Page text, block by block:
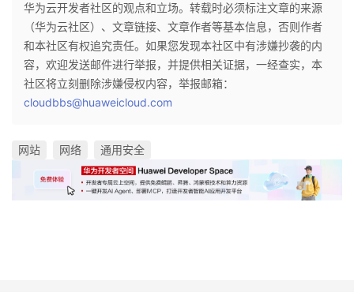
华为云开发者社区的观点和立场。转载时必须标注文章的来源
（华为云社区）、文章链接、文章作者等基本信息，否则作者
和本社区有权追究责任。如果您发现本社区中有涉嫌抄袭的内
容，欢迎发送邮件进行举报，并提供相关证据，一经查实，本
社区将立刻删除涉嫌侵权内容，举报邮箱：
cloudbbs@huaweicloud.com
网站 网络 通用安全